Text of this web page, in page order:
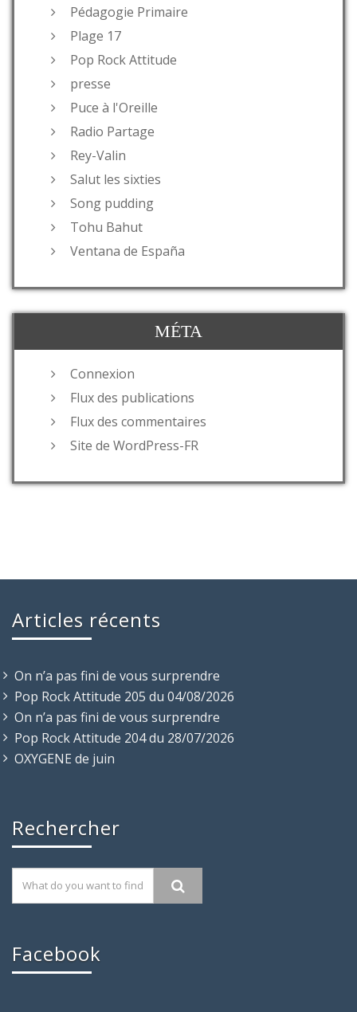
Pédagogie Primaire
Plage 17
Pop Rock Attitude
presse
Puce à l'Oreille
Radio Partage
Rey-Valin
Salut les sixties
Song pudding
Tohu Bahut
Ventana de España
MÉTA
Connexion
Flux des publications
Flux des commentaires
Site de WordPress-FR
Articles récents
On n’a pas fini de vous surprendre
Pop Rock Attitude 205 du 04/08/2026
On n’a pas fini de vous surprendre
Pop Rock Attitude 204 du 28/07/2026
OXYGENE de juin
Rechercher
Facebook